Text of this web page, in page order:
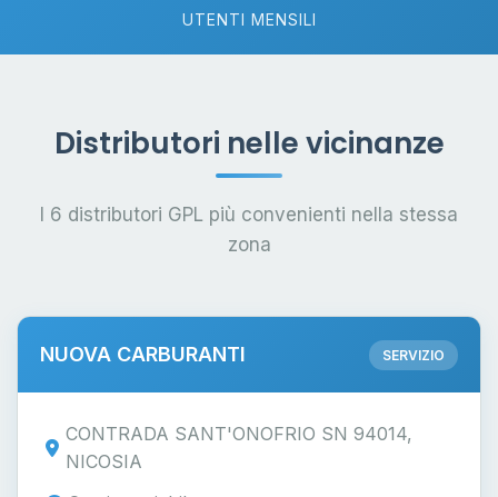
UTENTI MENSILI
Distributori nelle vicinanze
I 6 distributori GPL più convenienti nella stessa
zona
NUOVA CARBURANTI SERVIZIO
CONTRADA SANT'ONOFRIO SN 94014,
NICOSIA